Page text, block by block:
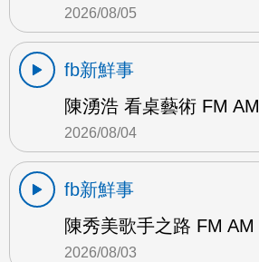
2026/08/05
fb新鮮事
陳湧浩 看桌藝術 FM AM
2026/08/04
fb新鮮事
陳秀美歌手之路 FM AM
2026/08/03